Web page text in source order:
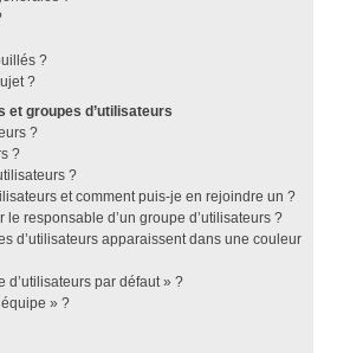
?
?
et groupes d’utilisateurs
?
?
?
et comment puis-je en rejoindre un ?
responsable d’un groupe d’utilisateurs ?
d’utilisateurs apparaissent dans une couleur
d’utilisateurs par défaut » ?
» ?